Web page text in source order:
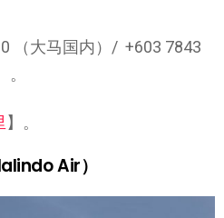
（大马国内）/ +603 7843
】。
Air）